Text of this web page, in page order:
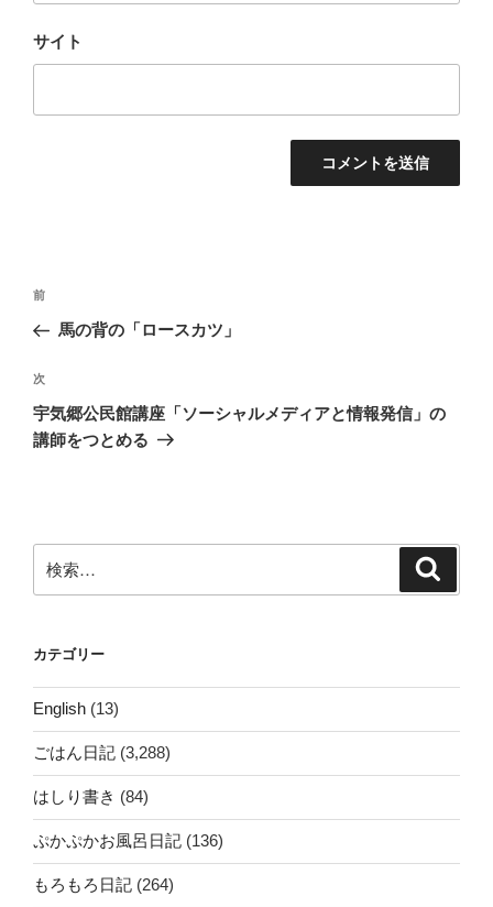
サイト
投
ナ
ビ
ゲ
ー
前
の
稿
前
馬の背の「ロースカツ」
次
の
投
次
宇気郷公民館講座「ソーシャルメディアと情報発信」の
講師をつとめる
索:
カテゴリー
English (13)
ごはん日記 (3,288)
はしり書き (84)
ぷかぷかお風呂日記 (136)
もろもろ日記 (264)